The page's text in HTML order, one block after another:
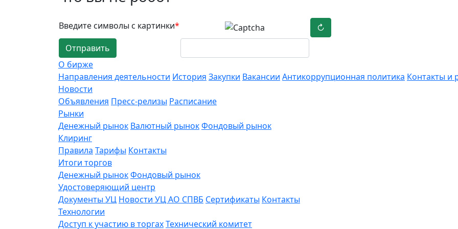
Введите символы с картинки*
↻
Отправить
О бирже
Направления деятельности История Закупки Вакансии Антикоррупционная политика Контакты и
Новости
Объявления Пресс-релизы Расписание
Рынки
Денежный рынок Валютный рынокФондовый рынок
Клиринг
Правила Тарифы Контакты
Итоги торгов
Денежный рынокФондовый рынок
Удостоверяющий центр
Документы УЦ Новости УЦ АО СПВБ Сертификаты Контакты
Технологии
Доступ к участию в торгахТехнический комитет